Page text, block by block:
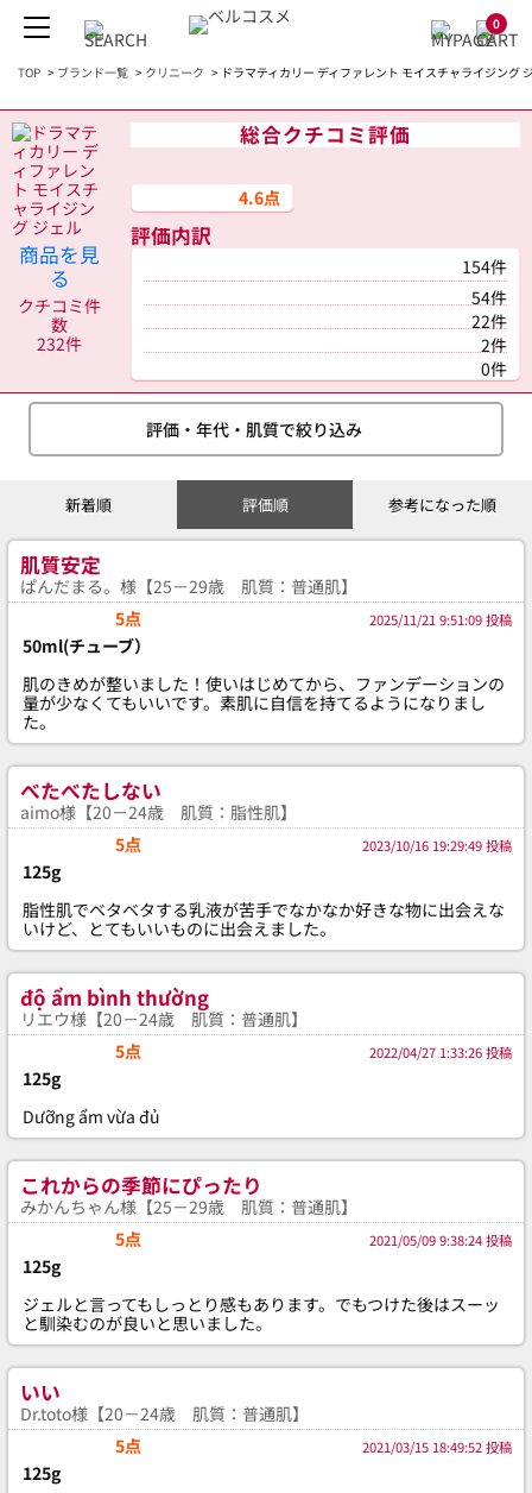
0
TOP > ブランド一覧 > クリニーク > ドラマティカリー ディファレント モイスチャライジング
商品を見
る
クチコミ件
数
232件
総合クチコミ評価
4.6点
評価内訳
154件
54件
22件
2件
0件
評価・年代・肌質で絞り込み
新着順 評価順 参考になった順
肌質安定
ぱんだまる。様【25－29歳 肌質：普通肌】
5点
2025/11/21 9:51:09 投稿
50ml(チューブ）
肌のきめが整いました！使いはじめてから、ファンデーションの
量が少なくてもいいです。素肌に自信を持てるようになりまし
た。
べたべたしない
aimo様【20－24歳 肌質：脂性肌】
5点
2023/10/16 19:29:49 投稿
125g
脂性肌でベタベタする乳液が苦手でなかなか好きな物に出会えな
いけど、とてもいいものに出会えました。
độ ẩm bình thường
リエウ様【20－24歳 肌質：普通肌】
5点
2022/04/27 1:33:26 投稿
125g
Dưỡng ẩm vừa đủ
これからの季節にぴったり
みかんちゃん様【25－29歳 肌質：普通肌】
5点
2021/05/09 9:38:24 投稿
125g
ジェルと言ってもしっとり感もあります。でもつけた後はスーッ
と馴染むのが良いと思いました。
いい
Dr.toto様【20－24歳 肌質：普通肌】
5点
2021/03/15 18:49:52 投稿
125g